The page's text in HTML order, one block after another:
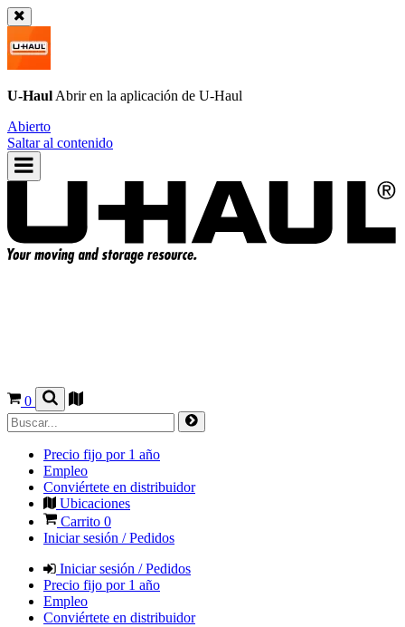
U-Haul Abrir en la aplicación de U-Haul
Abierto
Saltar al contenido
0
Precio fijo por 1 año
Empleo
Conviértete en distribuidor
Ubicaciones
Carrito 0
Iniciar sesión / Pedidos
Iniciar sesión / Pedidos
Precio fijo por 1 año
Empleo
Conviértete en distribuidor